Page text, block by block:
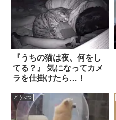
『うちの猫は夜、何をし
てる？』 気になってカメ
ラを仕掛けたら…！
どうぶつ